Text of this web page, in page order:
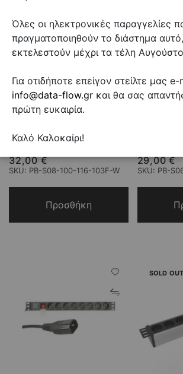
Canovate PDU Πολύμπριζο
Ασφαλείας 8 θέσων
Αλουμινίου για Rack, 8
32,00 €
SKU: PB-S08-100-116-103F-W
Προσθήκη
Canovate
29,00 €
SKU: PB-
SOLD OUT
Όλες οι ηλεκτρονικές παραγγελίες
πραγματοποιηθούν το διάστημα
εκτελεστούν μέχρι τα τέλη
Για οτιδήποτε επείγον στείλτε μας
info@data-flow.gr και θα σας
πρώτη ευκαιρία.
Καλό Καλοκαίρι!